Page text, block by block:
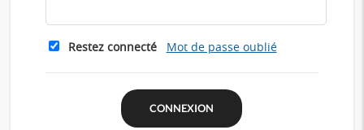
Restez connecté Mot de passe oublié